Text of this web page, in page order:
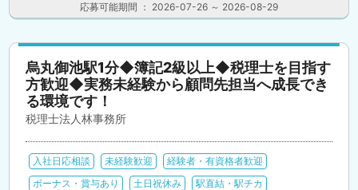
応募可能期間 ： 2026-07-26 ～ 2026-08-29
烏丸御池駅1分◆簿記2級以上◆税理士を目指す
方歓迎◆実務未経験から顧問先担当へ成長でき
る環境です！
税理士法人林事務所
入社日応相談 未経験歓迎
経験者・有資格者歓迎
ボーナス・賞与あり
土日祝休み
駅直結・駅チカ